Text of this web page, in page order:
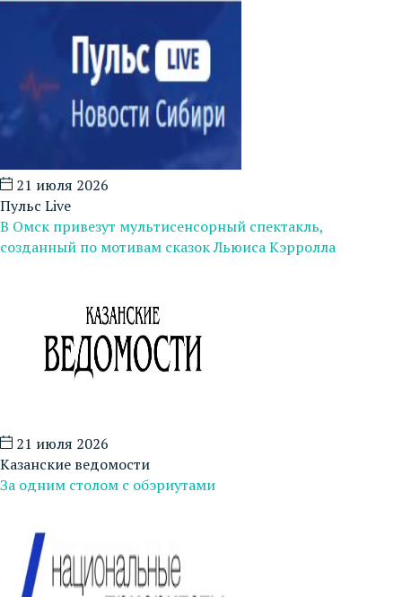
21 июля 2026
Пульс Live
В Омск привезут мультисенсорный спектакль,
созданный по мотивам сказок Льюиса Кэрролла
21 июля 2026
Казанские ведомости
За одним столом с обэриутами